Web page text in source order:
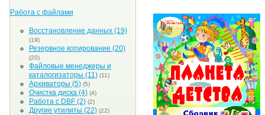
Работа с файлами
Восстановление данных(19)
(19)
Резервное копирование (20)
(20)
Файловые менеджеры и
каталогизаторы (11) (11)
Архиваторы (5) (5)
Очистка диска(4) (4)
Работа с DBF(2) (2)
Другие утилиты (22) (22)